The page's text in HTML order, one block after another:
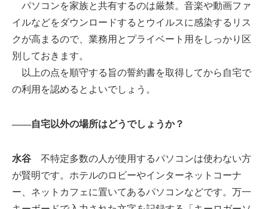
パソコンを家族と共有するのは厳禁。音楽や動画ファ
イルなどをダウンロードするとウイルスに感染するリス
クが高まるので、業務用とプライベート用をしっかり区
別しておきます。
以上の点を順守する旨の誓約書を取得してから自宅で
の利用を認めるとよいでしょう。
――自宅以外の場所はどうでしょうか？
水谷 不特定多数の人が使用するパソコンは使わない方
が賢明です。ホテルのロビーやインターネットコーナ
ー、ネットカフェに置いてあるパソコンなどです。万一